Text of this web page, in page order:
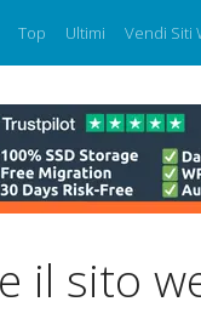
Top Ultimi Vendi Siti
il sito